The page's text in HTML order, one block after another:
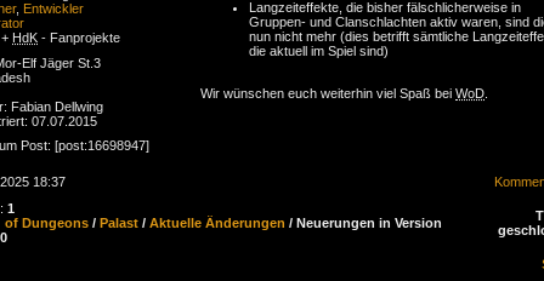
, Entwickler
HdK - Fanprojekte
Elf Jäger St.3
Fabian Dellwing
07.07.2015
Post: [post:16698947]
Langzeiteffekte, die bisher fälschlicherweise in
Gruppen- und Clanschlachten aktiv waren, sind
nun nicht mehr (dies betrifft sämtliche
die aktuell im Spiel sind)
Wir wünschen euch weiterhin viel Spaß bei WoD
18:37
1
of Dungeons / Palast / Aktuelle Änderungen / Neuerungen in Version